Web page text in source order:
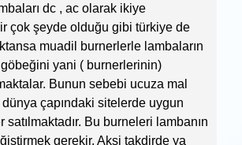
dc , ac olarak ikiye
çok şeyde olduğu gibi türkiye de
muadil burnerlerle lambaların
göbeğini yani ( burnerlerinin)
Bunun sebebi ucuza mal
çapındaki sitelerde uygun
satılmaktadır. Bu burneleri lambanın
gerekir. Aksi takdirde ya